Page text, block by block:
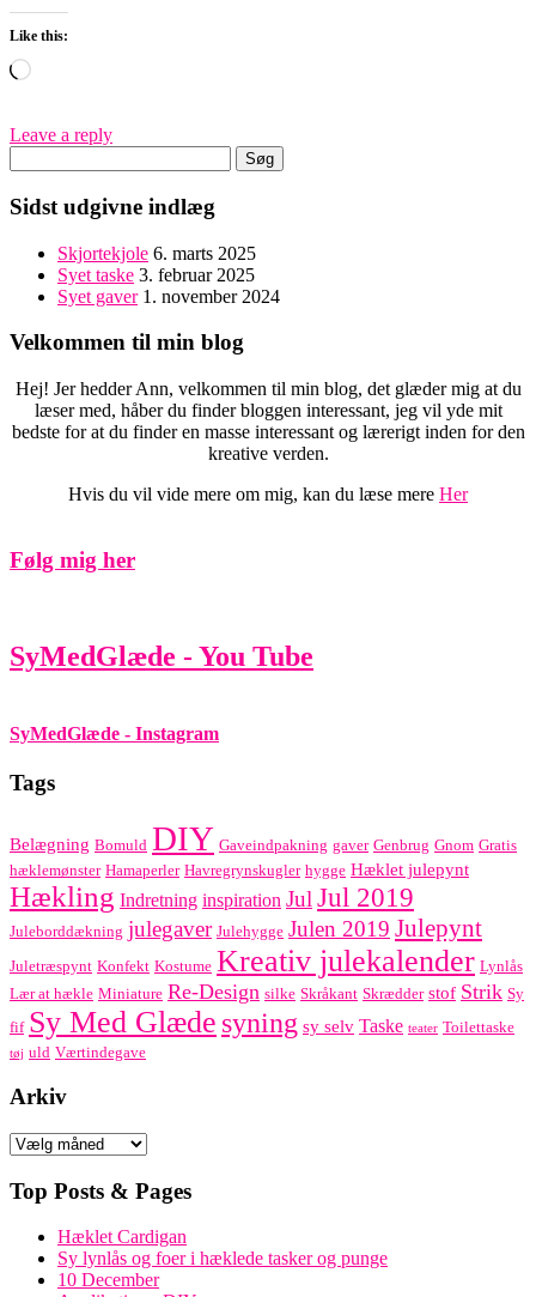
Like this:
Loading…
Leave a reply
efter:
Sidst udgivne indlæg
Skjortekjole 6. marts 2025
Syet taske 3. februar 2025
Syet gaver 1. november 2024
Velkommen til min blog
Hej! Jer hedder Ann, velkommen til min blog, det glæder mig at du
læser med, håber du finder bloggen interessant, jeg vil yde mit
bedste for at du finder en masse interessant og lærerigt inden for den
kreative verden.
Hvis du vil vide mere om mig, kan du læse mere Her
Følg mig her
SyMedGlæde - You Tube
SyMedGlæde - Instagram
Tags
Belægning Bomuld DIY Gaveindpakning gaver Genbrug Gnom Gratis
hæklemønster Hamaperler Havregrynskugler hygge Hæklet julepynt
Hækling Indretning inspiration Jul Jul 2019
Juleborddækning julegaver Julehygge Julen 2019 Julepynt
Juletræspynt Konfekt Kostume Kreativ julekalender Lynlås
Lær at hækle Miniature Re-Design silke Skråkant Skrædder stof Strik Sy
fif Sy Med Glæde syning sy selv Taske teater Toilettaske
tøj uld Værtindegave
Arkiv
Arkiv
Top Posts & Pages
Hæklet Cardigan
Sy lynlås og foer i hæklede tasker og punge
10 December